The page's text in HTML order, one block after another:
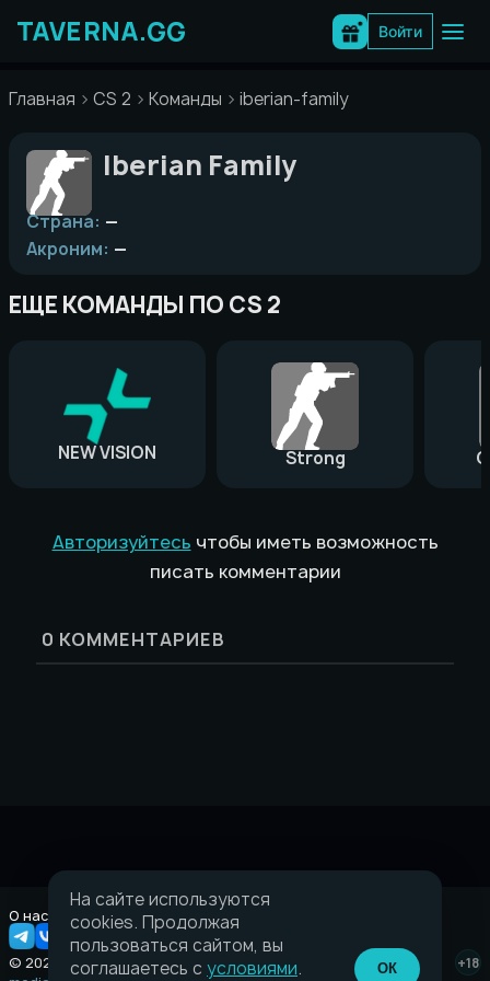
содержимому
Войти
Главная CS 2 Команды iberian-family
Iberian Family
Страна: —
Акроним: —
ЕЩЕ КОМАНДЫ ПО CS 2
NEW VISION Strong
Авторизуйтесь чтобы иметь возможность
писать комментарии
0 КОММЕНТАРИЕВ
О нас Правовая информация
© 2026 Taverna.gg
+18
На сайте используются
cookies. Продолжая
пользоваться сайтом, вы
соглашаетесь с условиями.
ОК